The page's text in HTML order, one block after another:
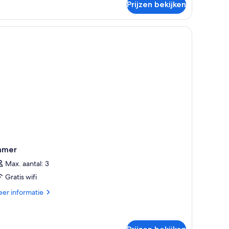
Prijzen bekijken
Max. aantal: 3
Gratis wifi
informatie